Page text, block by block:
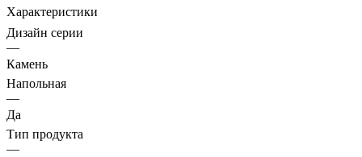
Характеристики
Дизайн серии
—
Камень
Напольная
—
Да
Тип продукта
—